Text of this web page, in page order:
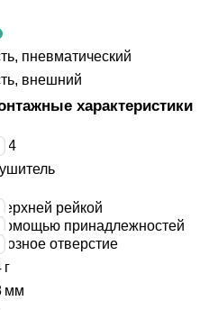
пневматический
внешний
характеристики
4
верхней рейкой
помощью принадлежностей
отверстие
г
мм